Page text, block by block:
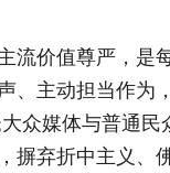
流价值尊严，是
、主动担当作为
众媒体与普通
摒弃折中主义、